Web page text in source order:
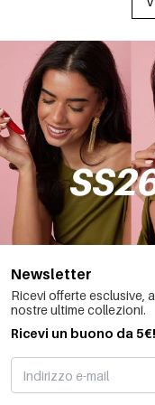
Newsletter
Ricevi offerte esclusive,
nostre ultime collezioni.
Ricevi un buono da 5€!